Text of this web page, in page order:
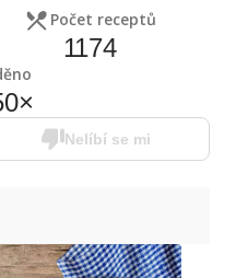
Počet receptů
1174
×
Nelíbí se mi